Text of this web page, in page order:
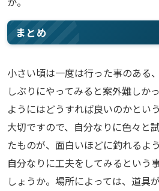
まとめ
小さい頃は一度は行った事のある
しぶりにやってみると案外難しか
ようにはどうすれば良いのかとい
大切ですので、自分なりに色々と
たものが、面白いほどに釣れるよ
自分なりに工夫をしてみるという
しょうか。場所によっては、道具